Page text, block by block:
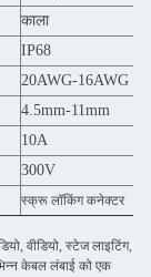
काला
IP68
20AWG-16AWG
4.5mm-11mm
10A
300V
स्क्रू लॉकिंग कनेक्टर
वीडियो, स्टेज लाइटिंग,
केबल लंबाई को एक